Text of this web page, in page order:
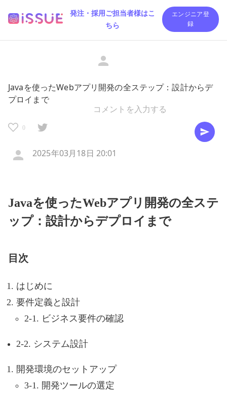
発注・採用ご担当者様はこ
ちら
エンジニア登
録
Javaを使ったWebアプリ開発の全ステップ：設計からデ
プロイまで
0
2025年03月18日 20:01
Javaを使ったWebアプリ開発の全ステ
ップ：設計からデプロイまで
目次
はじめに
要件定義と設計
2-1. ビジネス要件の確認
2-2. システム設計
開発環境のセットアップ
3-1. 開発ツールの選定